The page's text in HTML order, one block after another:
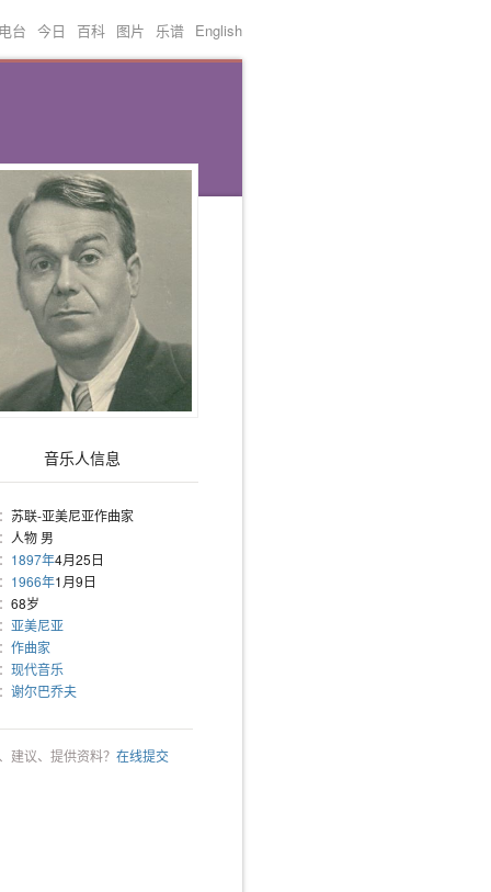
电台 今日 百科 图片 乐谱 English
音乐人信息
苏联-亚美尼亚作曲家
人物 男
1897年4月25日
1966年1月9日
68岁
亚美尼亚
作曲家
现代音乐
谢尔巴乔夫
建议、提供资料？ 在线提交